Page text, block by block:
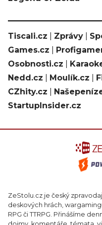
Tiscali.cz Zprávy
Games.cz
Osobnosti.cz
Nedd.cz
Moulík.cz
CZhity.cz
StartupInsider.cz
ZeStolu.cz je český
deskových hrách,
RPG či TTRPG. Přinášíme